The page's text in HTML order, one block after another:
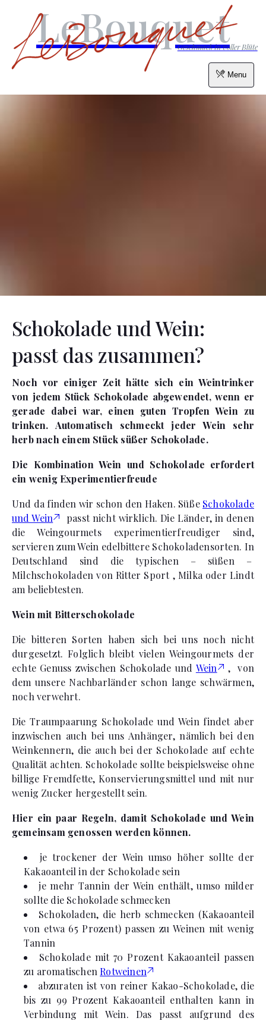
Menu
LeBouquet
Geschmack in voller Blüte
Schokolade und Wein:
passt das zusammen?
Noch vor einiger Zeit hätte sich ein Weintrinker
von jedem Stück Schokolade abgewendet, wenn er
gerade dabei war, einen guten Tropfen Wein zu
trinken. Automatisch schmeckt jeder Wein sehr
herb nach einem Stück süßer Schokolade.
Die Kombination Wein und Schokolade erfordert
ein wenig Experimentierfreude
Und da finden wir schon den Haken. Süße Schokolade
und Wein
passt nicht wirklich. Die Länder, in denen
die Weingourmets experimentierfreudiger sind,
servieren zum Wein edelbittere Schokoladensorten. In
Deutschland sind die typischen – süßen –
Milchschokoladen von Ritter Sport , Milka oder Lindt
am beliebtesten.
Wein mit Bitterschokolade
Die bitteren Sorten haben sich bei uns noch nicht
durgesetzt. Folglich bleibt vielen Weingourmets der
echte Genuss zwischen Schokolade und Wein
, von
dem unsere Nachbarländer schon lange schwärmen,
noch verwehrt.
Die Traumpaarung Schokolade und Wein findet aber
inzwischen auch bei uns Anhänger, nämlich bei den
Weinkennern, die auch bei der Schokolade auf echte
Qualität achten. Schokolade sollte beispielsweise ohne
billige Fremdfette, Konservierungsmittel und mit nur
wenig Zucker hergestellt sein.
Hier ein paar Regeln, damit Schokolade und Wein
gemeinsam genossen werden können.
je trockener der Wein umso höher sollte der
Kakaoanteil in der Schokolade sein
je mehr Tannin der Wein enthält, umso milder
sollte die Schokolade schmecken
Schokoladen, die herb schmecken (Kakaoanteil
von etwa 65 Prozent) passen zu Weinen mit wenig
Tannin
Schokolade mit 70 Prozent Kakaoanteil passen
zu aromatischen Rotweinen
abzuraten ist von reiner Kakao-Schokolade, die
bis zu 99 Prozent Kakaoanteil enthalten kann in
Verbindung mit Wein. Das passt aufgrund des